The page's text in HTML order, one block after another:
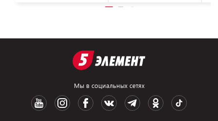
Мы в социальных сетях